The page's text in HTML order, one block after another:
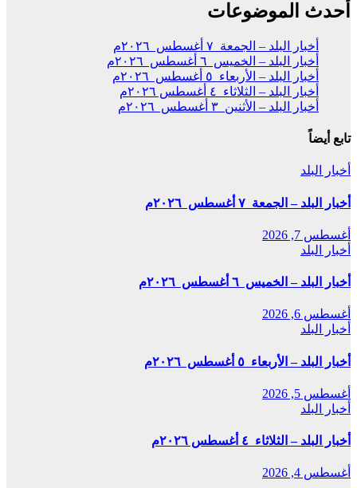
أحدث الموضوعات
أخبار البلد – الجمعة ٧ أغسطس ٢٠٢٦م
أخبار البلد – الخميس ٦ أغسطس ٢٠٢٦م
أخبار البلد – الأربعاء ٥ أغسطس ٢٠٢٦م
أخبار البلد – الثلاثاء ٤ أغسطس ٢٠٢٦م
أخبار البلد – الأثنين ٣ أغسطس ٢٠٢٦م
تابع أيضاً
أخبار البلد
أخبار البلد – الجمعة ٧ أغسطس ٢٠٢٦م
أغسطس 7, 2026
أخبار البلد
أخبار البلد – الخميس ٦ أغسطس ٢٠٢٦م
أغسطس 6, 2026
أخبار البلد
أخبار البلد – الأربعاء ٥ أغسطس ٢٠٢٦م
أغسطس 5, 2026
أخبار البلد
أخبار البلد – الثلاثاء ٤ أغسطس ٢٠٢٦م
أغسطس 4, 2026